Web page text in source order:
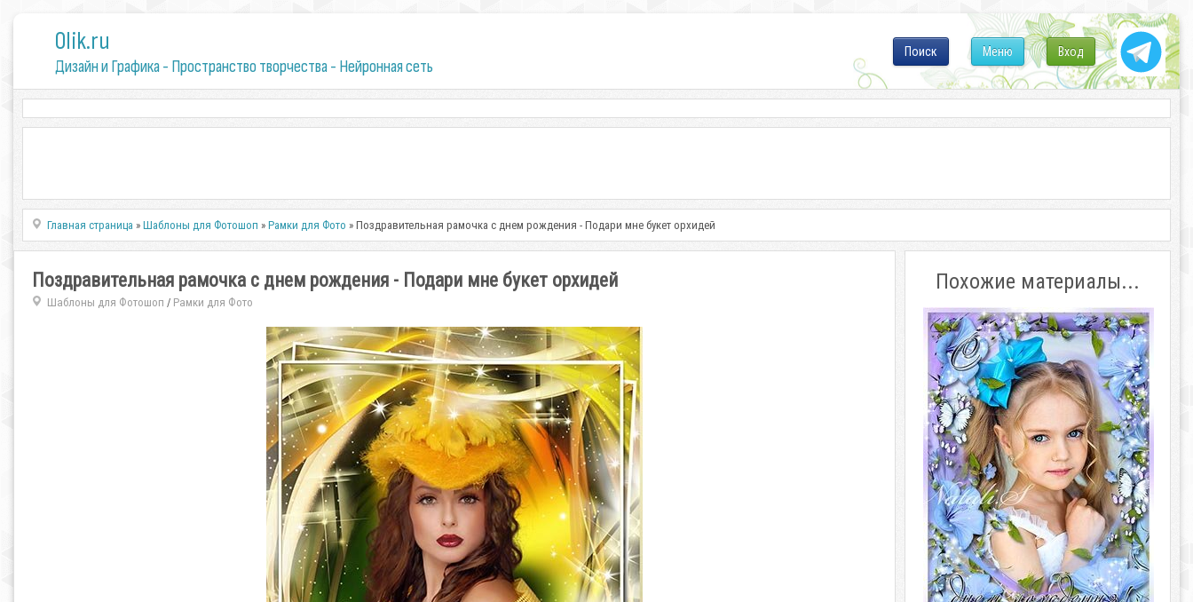
0lik.ru
Дизайн и Графика - Пространство творчества - Нейронная сеть
Вход
Меню
Поиск
Главная страница »Шаблоны для Фотошоп »Рамки для Фото » Поздравительная рамочка с днем рождения - Подари мне букет орхидей
Поздравительная рамочка с днем рождения - Подари мне букет орхидей
Шаблоны для Фотошоп / Рамки для Фото
Похожие материалы...